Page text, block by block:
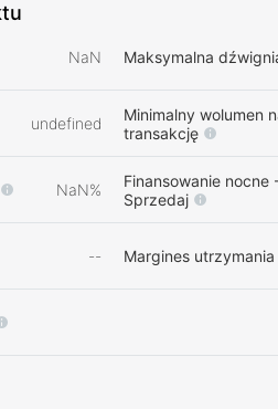
NaN Maksymalna
undefined
Minimalny wolumen
transakcję
NaN%
Finansowanie nocne
Sprzedaj
-- Margines utrzymania